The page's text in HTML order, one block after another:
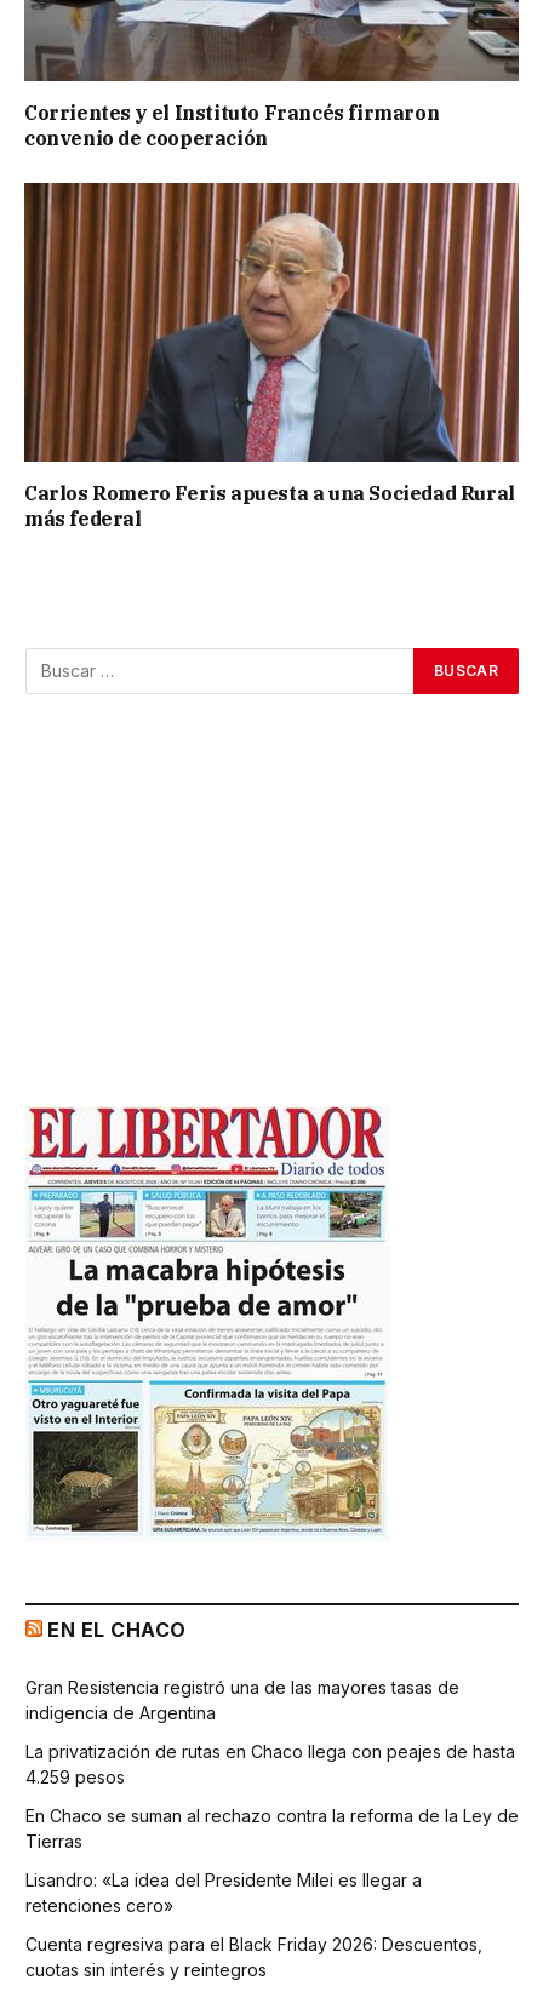
Corrientes y el Instituto Francés firmaron
convenio de cooperación
Carlos Romero Feris apuesta a una Sociedad Rural
más federal
EN EL CHACO
Gran Resistencia registró una de las mayores tasas de
indigencia de Argentina
La privatización de rutas en Chaco llega con peajes de hasta
4.259 pesos
En Chaco se suman al rechazo contra la reforma de la Ley de
Tierras
Lisandro: «La idea del Presidente Milei es llegar a
retenciones cero»
Cuenta regresiva para el Black Friday 2026: Descuentos,
cuotas sin interés y reintegros